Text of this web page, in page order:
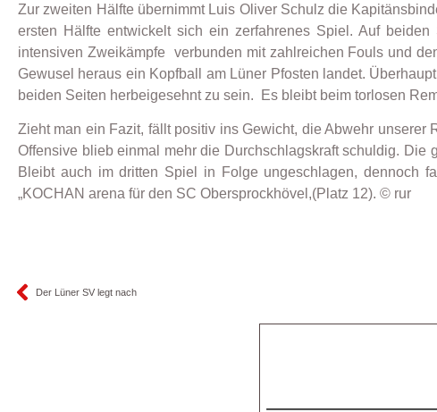
Zur zweiten Hälfte übernimmt Luis Oliver Schulz die
ersten Hälfte entwickelt sich ein zerfahrenes Spiel. Auf
intensiven Zweikämpfe verbunden mit zahlreichen Fouls und
Gewusel heraus ein Kopfball am Lüner Pfosten landet.
beiden Seiten herbeigesehnt zu sein. Es bleibt beim torlosen
Zieht man ein Fazit, fällt positiv ins Gewicht, die Abwehr
Offensive blieb einmal mehr die Durchschlagskraft schuldig. Die
Bleibt auch im dritten Spiel in Folge ungeschlagen, dennoch
„KOCHAN arena für den SC Obersprockhövel,(Platz 12). © rur
Der Lüner SV legt nach